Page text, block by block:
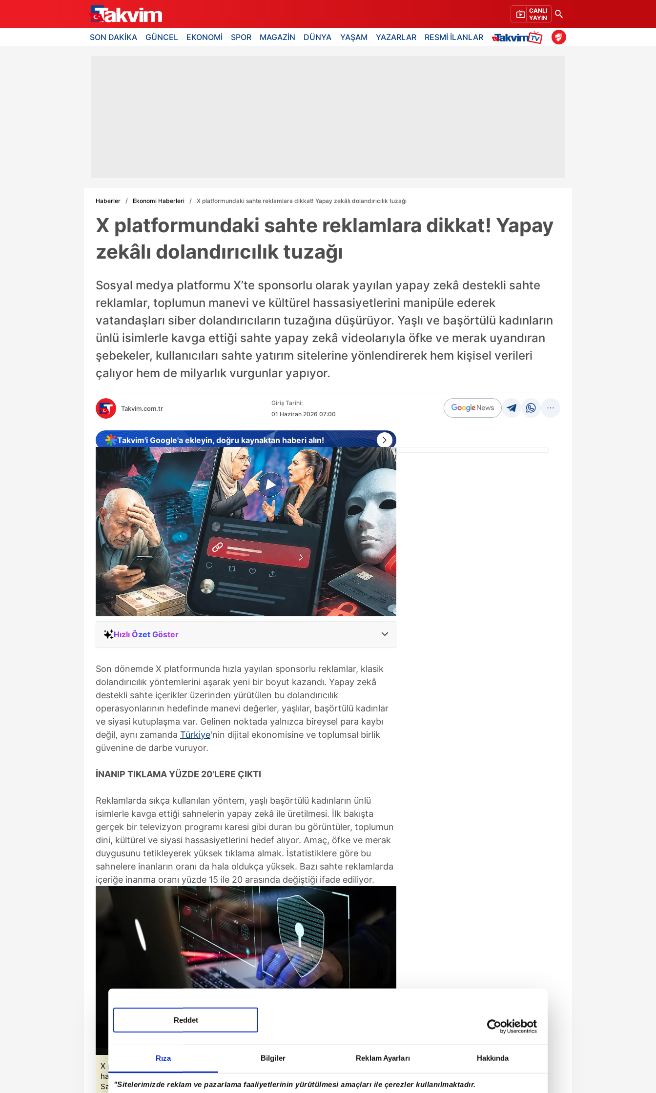
Rıza Bilgiler Reklam Ayarları Hakkında
"Sitelerimizde reklam ve pazarlama faaliyetlerinin yürütülmesi amaçları ile çerezler kullanılmaktadır.
Reddet
CANLI
YAYIN
SON DAKİKA GÜNCEL EKONOMİ SPOR MAGAZİN DÜNYA YAŞAM YAZARLAR RESMİ İLANLAR
Haberler Ekonomi Haberleri X platformundaki sahte reklamlara dikkat! Yapay zekâlı dolandırıcılık tuzağı
X platformundaki sahte reklamlara dikkat! Yapay
zekâlı dolandırıcılık tuzağı
Sosyal medya platformu X’te sponsorlu olarak yayılan yapay zekâ destekli sahte
reklamlar, toplumun manevi ve kültürel hassasiyetlerini manipüle ederek
vatandaşları siber dolandırıcıların tuzağına düşürüyor. Yaşlı ve başörtülü kadınların
ünlü isimlerle kavga ettiği sahte yapay zekâ videolarıyla öfke ve merak uyandıran
şebekeler, kullanıcıları sahte yatırım sitelerine yönlendirerek hem kişisel verileri
çalıyor hem de milyarlık vurgunlar yapıyor.
Takvim.com.tr
Giriş Tarihi:
01 Haziran 2026 07:00
Takvim'i Google'a ekleyin, doğru kaynaktan haberi alın!
Hızlı Özet Göster
Son dönemde X platformunda hızla yayılan sponsorlu reklamlar, klasik
dolandırıcılık yöntemlerini aşarak yeni bir boyut kazandı. Yapay zekâ
destekli sahte içerikler üzerinden yürütülen bu dolandırıcılık
operasyonlarının hedefinde manevi değerler, yaşlılar, başörtülü kadınlar
ve siyasi kutuplaşma var. Gelinen noktada yalnızca bireysel para kaybı
değil, aynı zamanda Türkiye'nin dijital ekonomisine ve toplumsal birlik
güvenine de darbe vuruyor.
İNANIP TIKLAMA YÜZDE 20'LERE ÇIKTI
Reklamlarda sıkça kullanılan yöntem, yaşlı başörtülü kadınların ünlü
isimlerle kavga ettiği sahnelerin yapay zekâ ile üretilmesi. İlk bakışta
gerçek bir televizyon programı karesi gibi duran bu görüntüler, toplumun
dini, kültürel ve siyasi hassasiyetlerini hedef alıyor. Amaç, öfke ve merak
duygusunu tetikleyerek yüksek tıklama almak. İstatistiklere göre bu
sahnelere inanların oranı da hala oldukça yüksek. Bazı sahte reklamlarda
içeriğe inanma oranı yüzde 15 ile 20 arasında değiştiği ifade ediliyor.
X platformunda yapay zekâ destekli sahte reklamlar manevi değerler ve toplumsal
hassasiyetler üzerinden manipülasyon yapıyor. (Fotoğraflar : Takvim Foto Arşiv,
Sabah ve AA'dan alınmıştır.)